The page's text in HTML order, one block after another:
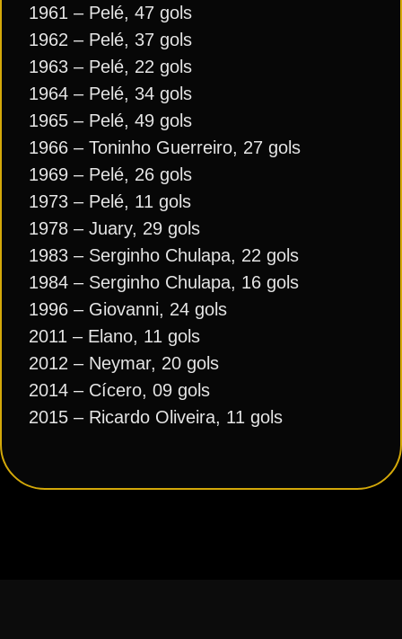
1961 – Pelé, 47 gols
1962 – Pelé, 37 gols
1963 – Pelé, 22 gols
1964 – Pelé, 34 gols
1965 – Pelé, 49 gols
1966 – Toninho Guerreiro, 27 gols
1969 – Pelé, 26 gols
1973 – Pelé, 11 gols
1978 – Juary, 29 gols
1983 – Serginho Chulapa, 22 gols
1984 – Serginho Chulapa, 16 gols
1996 – Giovanni, 24 gols
2011 – Elano, 11 gols
2012 – Neymar, 20 gols
2014 – Cícero, 09 gols
2015 – Ricardo Oliveira, 11 gols